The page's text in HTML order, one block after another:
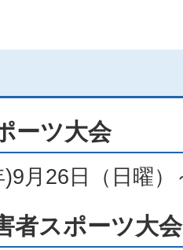
ーツ大会
月26日（日曜
者スポーツ大会